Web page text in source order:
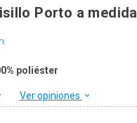
Porto a medida
poliéster
Ver opiniones keyboard_arrow_down